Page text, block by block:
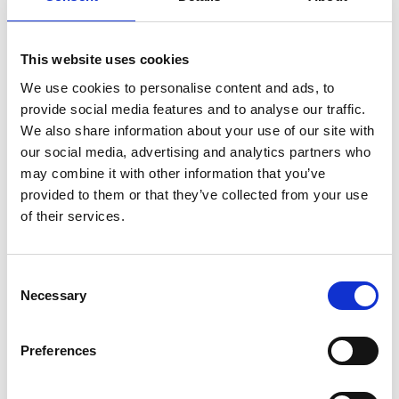
This website uses cookies
We use cookies to personalise content and ads, to
provide social media features and to analyse our traffic.
We also share information about your use of our site with
our social media, advertising and analytics partners who
may combine it with other information that you’ve
provided to them or that they’ve collected from your use
of their services.
Selection
Necessary
Preferences
Verlässliche Nutzung: Mitarbeitende fühlen sich
großpotential gestoppt.
Verantwortlichkeit & Klarheit: Jeder weiß, wer wann
reagiert – Rollendefinition sichert reibungslosen
Ablauf.
Ruhiges Management & Transparenz : Entscheider
bleiben informiert und gestützt.
Stabile Übergabe: Hypercare endet mit einem klaren